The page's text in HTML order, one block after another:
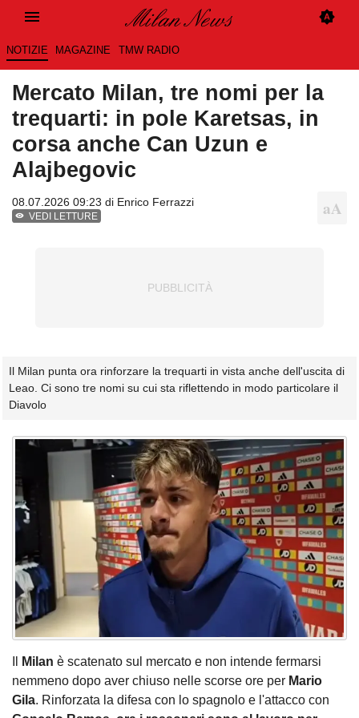
NOTIZIE MAGAZINE TMW RADIO
Mercato Milan, tre nomi per la
trequarti: in pole Karetsas, in
corsa anche Can Uzun e
Alajbegovic
08.07.2026 09:23 di Enrico Ferrazzi
VEDI LETTURE
Il Milan punta ora rinforzare la trequarti in vista anche dell'uscita di
Leao. Ci sono tre nomi su cui sta riflettendo in modo particolare il
Diavolo
Milan è scatenato sul mercato e non intende fermarsi
nemmeno dopo aver chiuso nelle scorse ore per Mario
Gila. Rinforzata la difesa con lo spagnolo e l'attacco con